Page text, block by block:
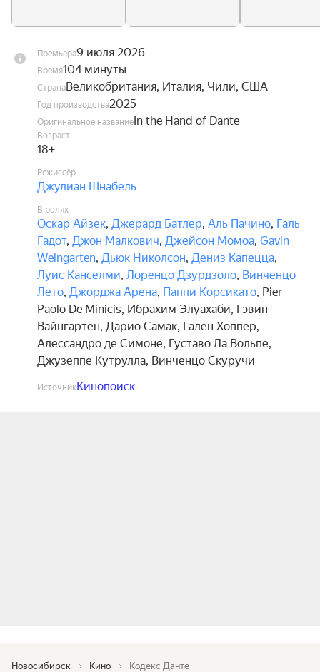
Премьера9 июля 2026
Время104 минуты
СтранаВеликобритания, Италия, Чили, США
Год производства2025
Оригинальное названиеIn the Hand of Dante
Возраст
18+
Режиссёр
Джулиан Шнабель
В ролях
Оскар Айзек, Джерард Батлер, Аль Пачино, Галь
Гадот, Джон Малкович, Джейсон Момоа, Gavin
Weingarten, Дьюк Николсон, Дениз Капецца,
Луис Канселми, Лоренцо Дзурдзоло, Винченцо
Лето, Джорджа Арена, Паппи Корсикато, Pier
Paolo De Minicis, Ибрахим Элуахаби, Гэвин
Вайнгартен, Дарио Самак, Гален Хоппер,
Алессандро де Симоне, Густаво Ла Вольпе,
Джузеппе Кутрулла, Винченцо Скуручи
ИсточникКинопоиск
Новосибирск Кино Кодекс Данте